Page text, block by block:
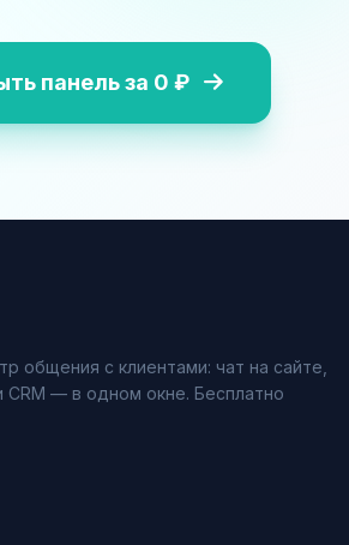
панель за 0 ₽
общения с клиентами: чат на сайте,
CRM — в одном окне. Бесплатно